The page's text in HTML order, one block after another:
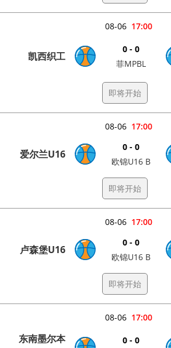
17:00
08-06
凯西织工
0 - 0
菲MPBL
即将开始
17:00
08-06
爱尔兰U16
0 - 0
欧锦U16 B
即将开始
17:00
08-06
卢森堡U16
0 - 0
欧锦U16 B
即将开始
17:00
08-06
东南墨尔本
0 - 0